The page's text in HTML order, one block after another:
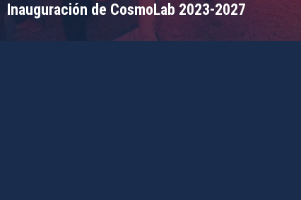
Inauguración de CosmoLab 2023-2027